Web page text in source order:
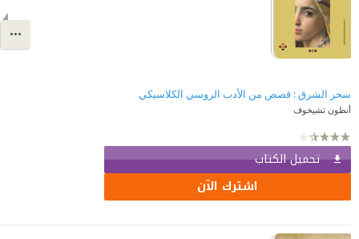
سحر الشرق : قصص من الأدب الروسي الكلاسيكي
أنطون تشيخوف
تحميل الكتاب
اشترك الآن